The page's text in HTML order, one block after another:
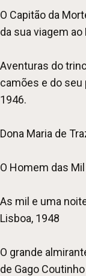
O Capitão da
da sua viagem ao
Aventuras do
camões e do seu
1946.
Dona Maria de
O Homem das
As mil e uma
Lisboa, 1948
O grande
de Gago